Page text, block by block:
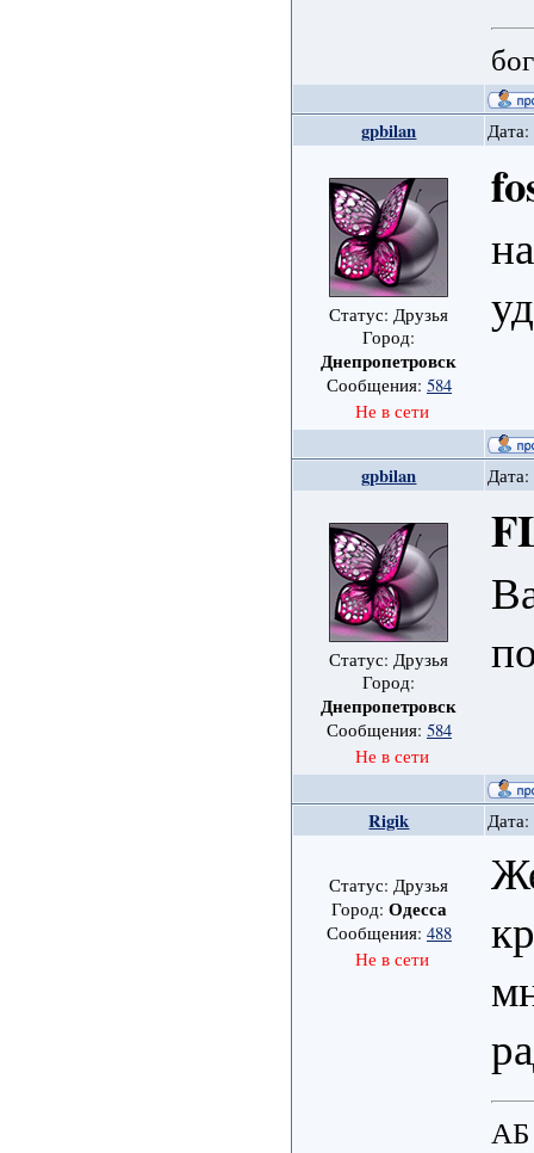
gpbilan Дата:
Статус: Друзья
Город:
Днепропетровск
Сообщения: 584
Не в сети
gpbilan Дата:
Статус: Друзья
Город:
Днепропетровск
Сообщения: 584
Не в сети
Rigik
Статус: Друзья
Город: Одесса
Сообщения: 488
Не в сети
АБ